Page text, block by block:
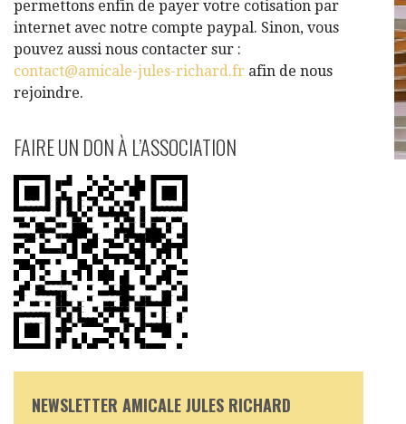
permettons enfin de payer votre cotisation par
internet avec notre compte paypal. Sinon, vous
pouvez aussi nous contacter sur :
contact@amicale-jules-richard.fr afin de nous
rejoindre.
FAIRE UN DON À L’ASSOCIATION
NEWSLETTER AMICALE JULES RICHARD